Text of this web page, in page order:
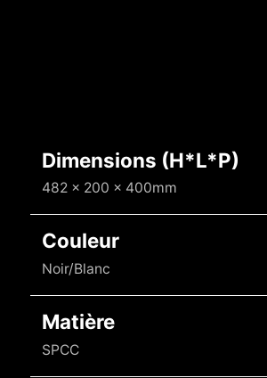
Dimensions (H*L*P)
482 x 200 x 400mm
Couleur
Noir/Blanc
Matière
SPCC